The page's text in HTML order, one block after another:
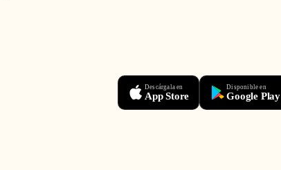
Descárgala en
App Store
Disponible en
Google Play